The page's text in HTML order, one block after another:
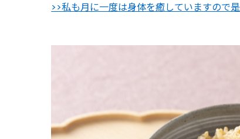
>>私も月に一度は身体を癒していますので